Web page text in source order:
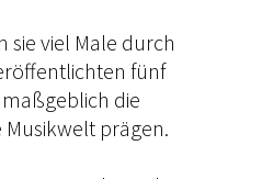
sie viel Male durch
fünf
die
prägen.